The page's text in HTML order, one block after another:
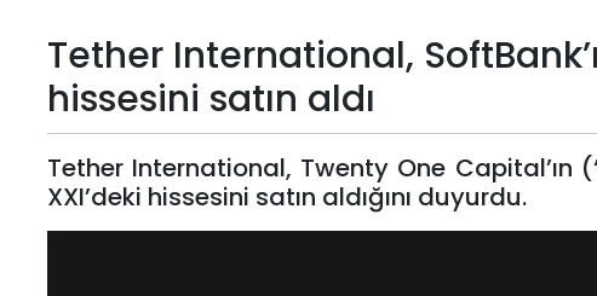
Yaşam
Kültür
Sanat
Tether International,
hissesini satın aldı
Tether International, Twenty One Capital’ın
XXI’deki hissesini satın aldığını duyurdu.